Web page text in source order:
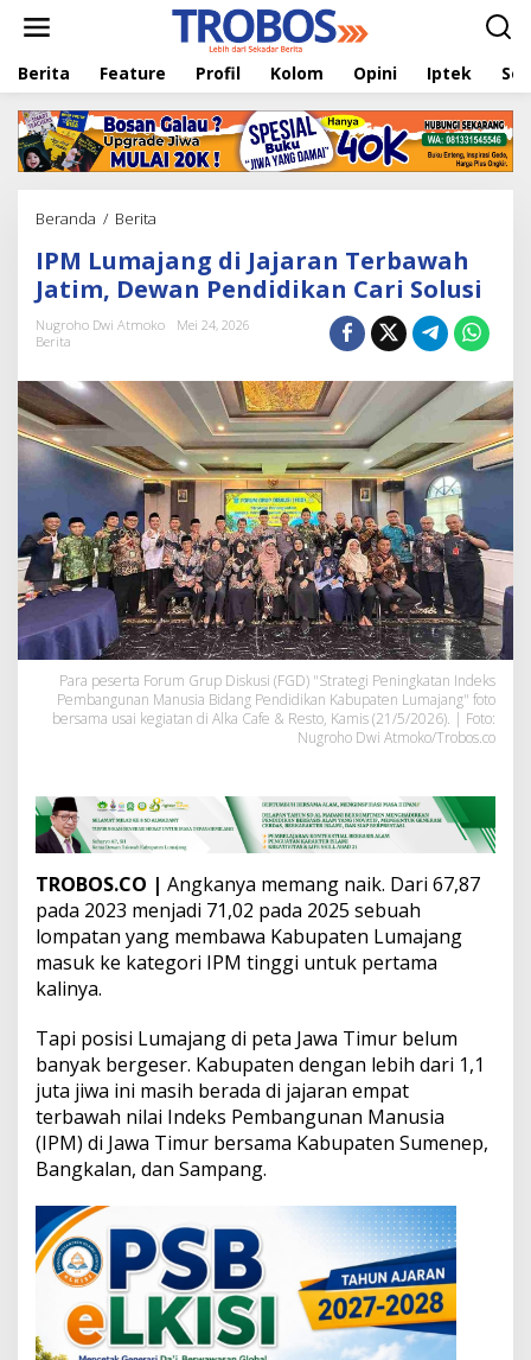
t
Berita Feature Profil Kolom Opini Iptek
Beranda / Berita
M
L
u
m
a
n
g
d
i
J
a
j
a
r
a
n
T
e
r
b
a
h
J
a
i
m
,
D
e
n
P
e
n
d
i
i
n
C
a
S
IPM Lumajang di Jajaran Terbawah
Jatim, Dewan Pendidikan Cari Solusi
Nugroho Dwi Atmoko
Mei 24, 2026
Berita
Para peserta Forum Grup Diskusi (FGD) "Strategi Peningkatan Indeks
Pembangunan Manusia Bidang Pendidikan Kabupaten Lumajang" foto
bersama usai kegiatan di Alka Cafe & Resto, Kamis (21/5/2026). | Foto:
Nugroho Dwi Atmoko/Trobos.co
TROBOS.CO | Angkanya memang naik. Dari 67,87
pada 2023 menjadi 71,02 pada 2025 sebuah
lompatan yang membawa Kabupaten Lumajang
masuk ke kategori IPM tinggi untuk pertama
kalinya.
Tapi posisi Lumajang di peta Jawa Timur belum
banyak bergeser. Kabupaten dengan lebih dari 1,1
juta jiwa ini masih berada di jajaran empat
terbawah nilai Indeks Pembangunan Manusia
(IPM) di Jawa Timur bersama Kabupaten Sumenep,
Bangkalan, dan Sampang.